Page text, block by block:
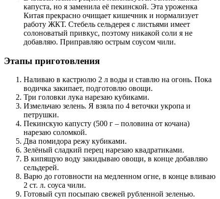
капуста, но я заменила её пекинской. Эта уроженка
Китая прекрасно очищает кишечник и нормализует
работу ЖКТ. Стебель сельдерея с листьями имеет
солоноватый привкус, поэтому никакой соли я не
добавляю. Приправляю острым соусом чили.
Этапы приготовления
Наливаю в кастрюлю 2 л воды и ставлю на огонь. Пока
водичка закипает, подготовлю овощи.
Три головки лука нарезаю кубиками.
Измельчаю зелень. Я взяла по 4 веточки укропа и
петрушки.
Пекинскую капусту (500 г – половина от кочана)
нарезаю соломкой.
Два помидора режу кубиками.
Зелёный сладкий перец нарезаю квадратиками.
В кипящую воду закидываю овощи, в конце добавляю
сельдерей.
Варю до готовности на медленном огне, в конце вливаю
2 ст. л. соуса чили.
Готовый суп посыпаю свежей рубленной зеленью.